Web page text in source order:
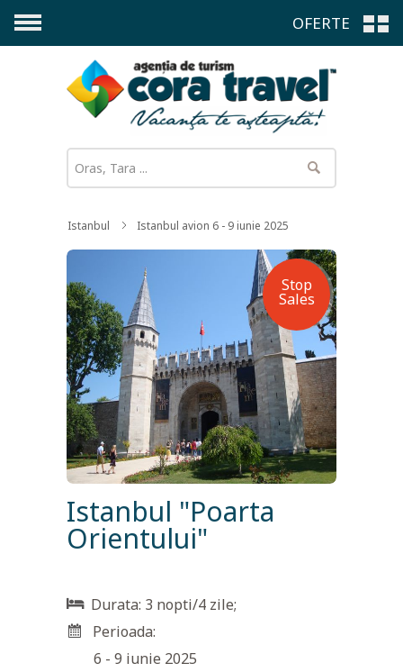
OFERTE
Istanbul Istanbul avion 6 - 9 iunie 2025
Istanbul "Poarta
Orientului"
Stop
Sales
Durata: 3 nopti/4 zile;
Perioada:
6 - 9 iunie 2025